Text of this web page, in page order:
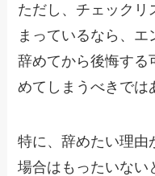
ただし、チェックリ
まっているなら、エ
辞めてから後悔する
めてしまうべきでは
特に、辞めたい理由
場合はもったいない